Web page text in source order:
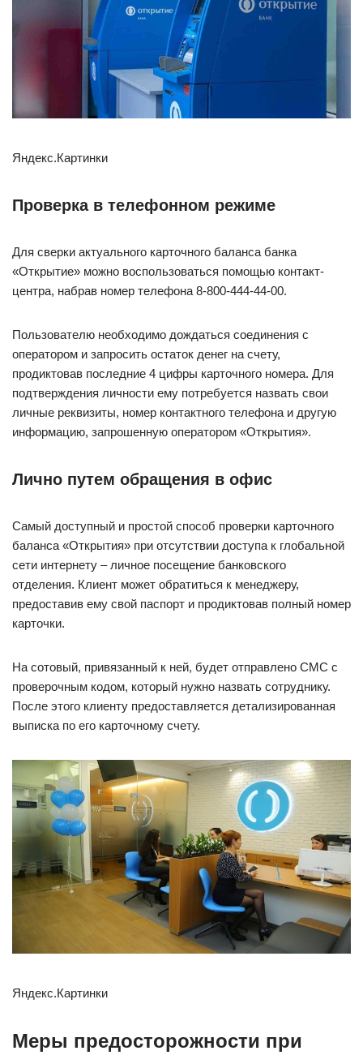
Яндекс.Картинки
Проверка в телефонном режиме
Для сверки актуального карточного баланса банка
«Открытие» можно воспользоваться помощью контакт-
центра, набрав номер телефона 8-800-444-44-00.
Пользователю необходимо дождаться соединения с
оператором и запросить остаток денег на счету,
продиктовав последние 4 цифры карточного номера. Для
подтверждения личности ему потребуется назвать свои
личные реквизиты, номер контактного телефона и другую
информацию, запрошенную оператором «Открытия».
Лично путем обращения в офис
Самый доступный и простой способ проверки карточного
баланса «Открытия» при отсутствии доступа к глобальной
сети интернету – личное посещение банковского
отделения. Клиент может обратиться к менеджеру,
предоставив ему свой паспорт и продиктовав полный номер
карточки.
На сотовый, привязанный к ней, будет отправлено СМС с
проверочным кодом, который нужно назвать сотруднику.
После этого клиенту предоставляется детализированная
выписка по его карточному счету.
Яндекс.Картинки
Меры предосторожности при